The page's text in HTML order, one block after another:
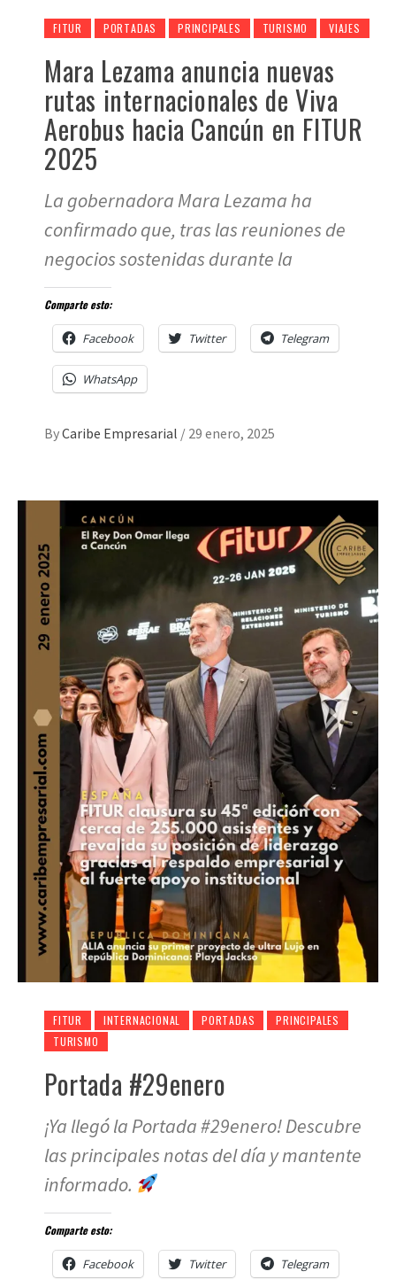
FITUR PORTADAS PRINCIPALES TURISMO VIAJES
Mara Lezama anuncia nuevas
rutas internacionales de Viva
Aerobus hacia Cancún en FITUR
2025
La gobernadora Mara Lezama ha
confirmado que, tras las reuniones de
negocios sostenidas durante la
Comparte esto:
Facebook Twitter Telegram
WhatsApp
ByCaribe Empresarial / 29 enero, 2025
FITUR INTERNACIONAL PORTADAS
PRINCIPALES
TURISMO
Portada #29enero
¡Ya llegó la Portada #29enero! Descubre
las principales notas del día y mantente
informado.
Comparte esto:
Facebook Twitter Telegram